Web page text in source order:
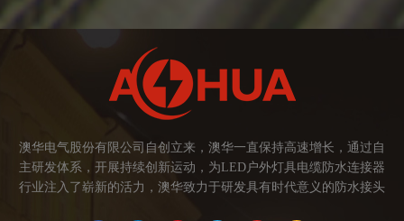
澳华电气股份有限公司自创立来，澳华一直保持高速增长，通过自
主研发体系，开展持续创新运动，为LED户外灯具电缆防水连接器
行业注入了崭新的活力，澳华致力于研发具有时代意义的防水接头